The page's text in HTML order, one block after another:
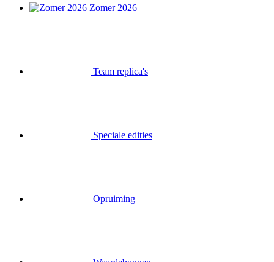
Zomer 2026